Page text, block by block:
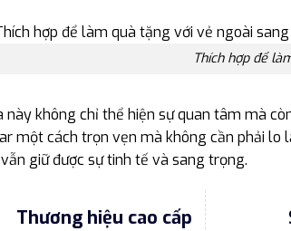
Thích hợp để
này không chỉ thể hiện sự quan tâm mà
một cách trọn vẹn mà không cần phải
giữ được sự tinh tế và sang trọng.
Thương hiệu cao cấp